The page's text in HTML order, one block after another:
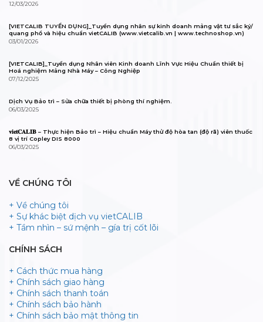
12/03/2026
[VIETCALIB TUYỂN DỤNG]_Tuyển dụng nhân sự kinh doanh mảng vật tư sắc ký/
quang phổ và hiệu chuẩn vietCALIB (www.vietcalib.vn | www.technoshop.vn)
03/01/2026
[VIETCALIB]_Tuyển dụng Nhân viên Kinh doanh Lĩnh Vực Hiệu Chuẩn thiết bị
Hoá nghiệm Mảng Nhà Máy – Công Nghiệp
07/12/2025
Dịch Vụ Bảo trì – Sửa chữa thiết bị phòng thí nghiệm.
06/03/2025
𝐯𝐢𝐞𝐭𝐂𝐀𝐋𝐈𝐁 – Thực hiện Bảo trì – Hiệu chuẩn Máy thử độ hòa tan (độ rã) viên thuốc
8 vị trí Copley DIS 8000
06/03/2025
VỀ CHÚNG TÔI
+ Về chúng tôi
+ Sự khác biệt dịch vụ vietCALIB
+ Tầm nhìn – sứ mệnh – gía trị cốt lõi
CHÍNH SÁCH
+ Cách thức mua hàng
+ Chính sách giao hàng
+ Chính sách thanh toán
+ Chính sách bảo hành
+ Chính sách bảo mật thông tin